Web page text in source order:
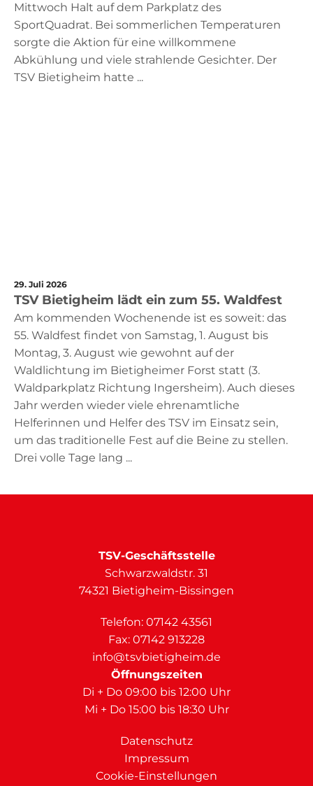
Mittwoch Halt auf dem Parkplatz des
SportQuadrat. Bei sommerlichen Temperaturen
sorgte die Aktion für eine willkommene
Abkühlung und viele strahlende Gesichter. Der
TSV Bietigheim hatte ...
29. Juli 2026
TSV Bietigheim lädt ein zum 55. Waldfest
Am kommenden Wochenende ist es soweit: das
55. Waldfest findet von Samstag, 1. August bis
Montag, 3. August wie gewohnt auf der
Waldlichtung im Bietigheimer Forst statt (3.
Waldparkplatz Richtung Ingersheim). Auch dieses
Jahr werden wieder viele ehrenamtliche
Helferinnen und Helfer des TSV im Einsatz sein,
um das traditionelle Fest auf die Beine zu stellen.
Drei volle Tage lang ...
TSV-Geschäftsstelle
Schwarzwaldstr. 31
74321 Bietigheim-Bissingen
Telefon: 07142 43561
Fax: 07142 913228
info@tsvbietigheim.de
Öffnungszeiten
Di + Do 09:00 bis 12:00 Uhr
Mi + Do 15:00 bis 18:30 Uhr
Datenschutz
Impressum
Cookie-Einstellungen